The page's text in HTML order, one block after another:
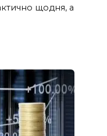
щодня, а